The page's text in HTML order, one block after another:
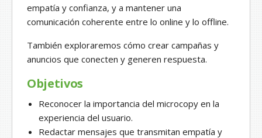
empatía y confianza, y a mantener una
comunicación coherente entre lo online y lo offline.
También exploraremos cómo crear campañas y
anuncios que conecten y generen respuesta.
Objetivos
Reconocer la importancia del microcopy en la
experiencia del usuario.
Redactar mensajes que transmitan empatía y